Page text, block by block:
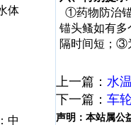
体
中
①药物防治
锚头鳋如有多
隔时间短；③
上一篇： 水
下一篇： 车
声明： 本站属公